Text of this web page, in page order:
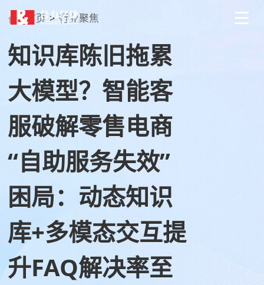
首页 > 行业聚焦
知识库陈旧拖累
大模型？智能客
服破解零售电商
“自助服务失效”
困局：动态知识
库+多模态交互提
升FAQ解决率至